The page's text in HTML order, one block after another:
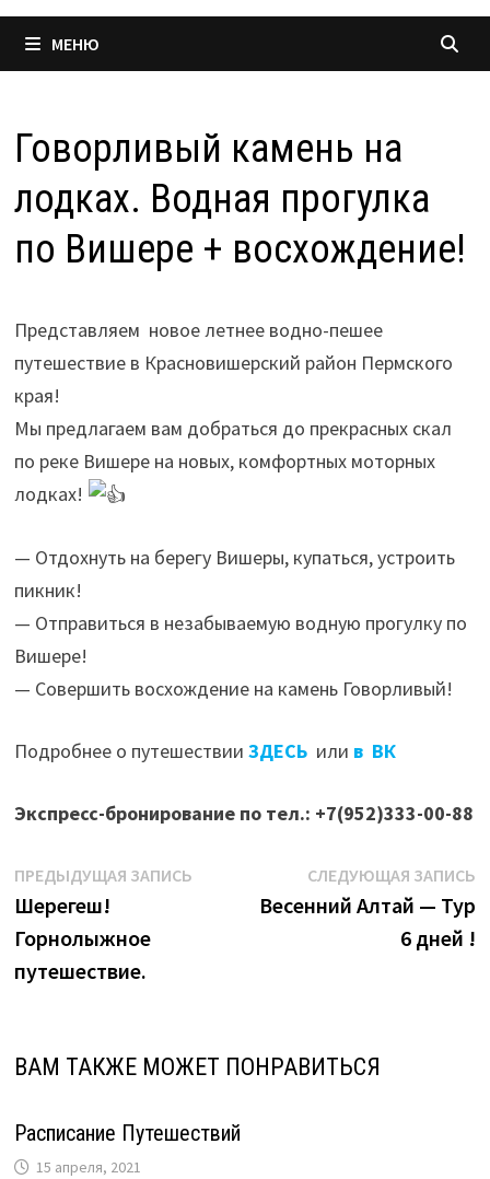
МЕНЮ
Говорливый камень на
лодках. Водная прогулка
по Вишере + восхождение!
Представляем новое летнее водно-пешее
путешествие в Красновишерский район Пермского
края!
Мы предлагаем вам добраться до прекрасных скал
по реке Вишере на новых, комфортных моторных
лодках!
— Отдохнуть на берегу Вишеры, купаться, устроить
пикник!
— Отправиться в незабываемую водную прогулку по
Вишере!
— Совершить восхождение на камень Говорливый!
Подробнее о путешествии ЗДЕСЬили в ВК
Экспресс-бронирование по тел.: +7(952)333-00-88
Навигация
по
записям
ПРЕДЫДУЩАЯ ЗАПИСЬПредыдущая
Шерегеш!
Горнолыжное
путешествие.
СЛЕДУЮЩАЯ ЗАПИСЬ
Весенний Алтай — Тур
6 дней !
ВАМ ТАКЖЕ МОЖЕТ ПОНРАВИТЬСЯ
Расписание Путешествий
15 апреля, 2021